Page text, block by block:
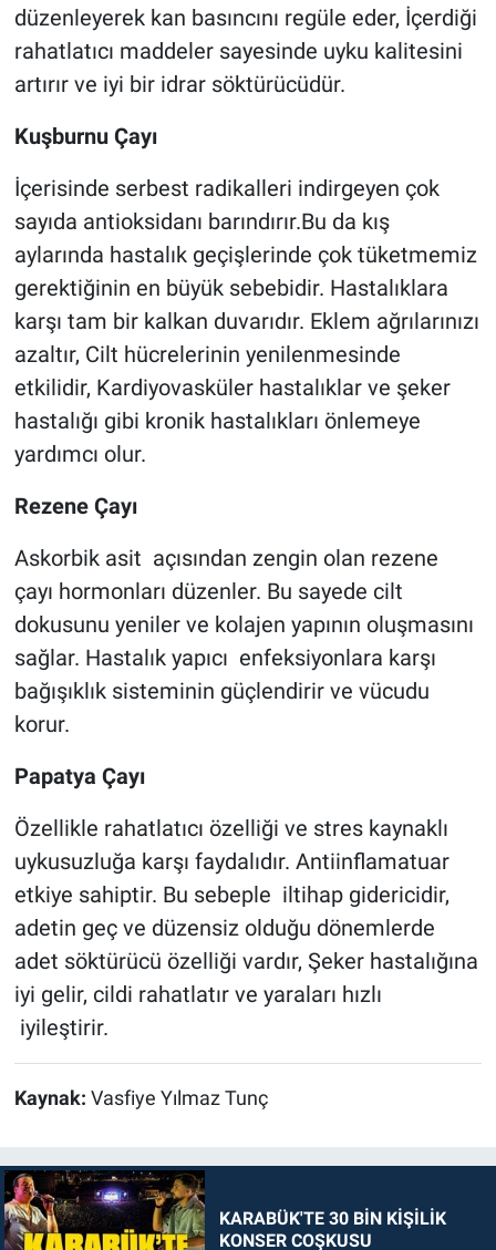
düzenleyerek kan basıncını regüle eder, İçerdiği
rahatlatıcı maddeler sayesinde uyku kalitesini
artırır ve iyi bir idrar söktürücüdür.
Kuşburnu Çayı
İçerisinde serbest radikalleri indirgeyen çok
sayıda antioksidanı barındırır.Bu da kış
aylarında hastalık geçişlerinde çok tüketmemiz
gerektiğinin en büyük sebebidir. Hastalıklara
karşı tam bir kalkan duvarıdır. Eklem ağrılarınızı
azaltır, Cilt hücrelerinin yenilenmesinde
etkilidir, Kardiyovasküler hastalıklar ve şeker
hastalığı gibi kronik hastalıkları önlemeye
yardımcı olur.
Rezene Çayı
Askorbik asit açısından zengin olan rezene
çayı hormonları düzenler. Bu sayede cilt
dokusunu yeniler ve kolajen yapının oluşmasını
sağlar. Hastalık yapıcı enfeksiyonlara karşı
bağışıklık sisteminin güçlendirir ve vücudu
korur.
Papatya Çayı
Özellikle rahatlatıcı özelliği ve stres kaynaklı
uykusuzluğa karşı faydalıdır. Antiinflamatuar
etkiye sahiptir. Bu sebeple iltihap gidericidir,
adetin geç ve düzensiz olduğu dönemlerde
adet söktürücü özelliği vardır, Şeker hastalığına
iyi gelir, cildi rahatlatır ve yaraları hızlı
iyileştirir.
Kaynak: Vasfiye Yılmaz Tunç
KARABÜK'TE 30 BİN KİŞİLİK
KONSER COŞKUSU